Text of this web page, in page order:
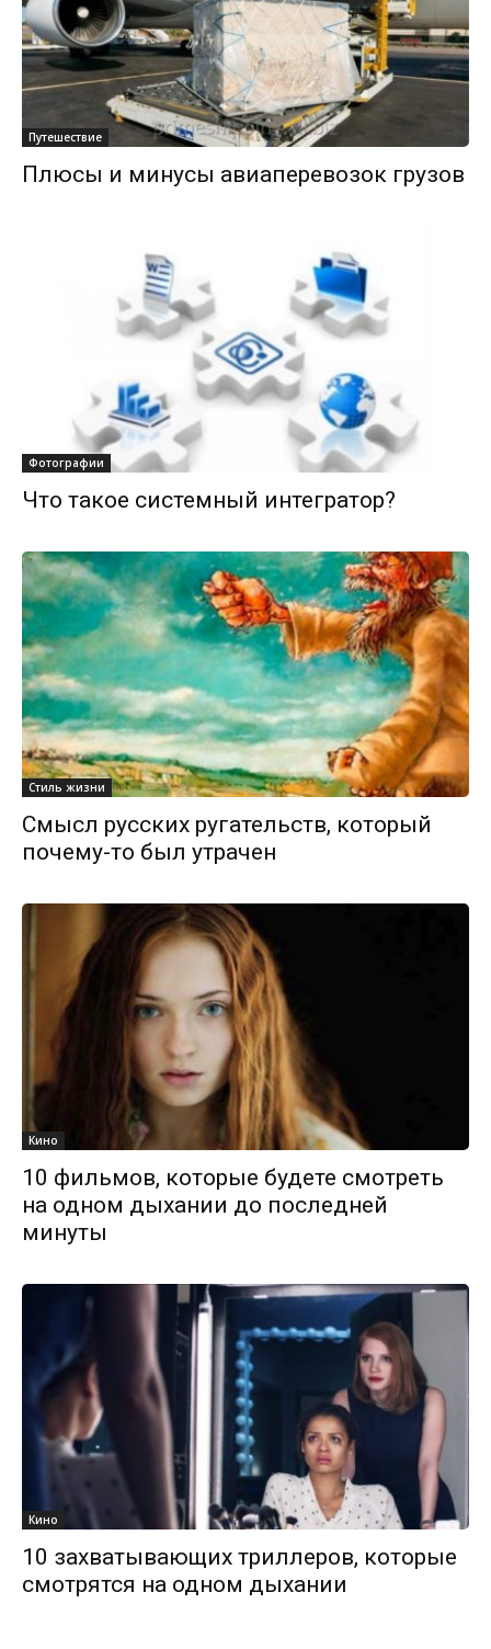
Путешествие
Плюсы и минусы авиаперевозок грузов
Фотографии
Что такое системный интегратор?
Стиль жизни
Смысл русских ругательств, который
почему-то был утрачен
Кино
10 фильмов, которые будете смотреть
на одном дыхании до последней
минуты
Кино
10 захватывающих триллеров, которые
смотрятся на одном дыхании